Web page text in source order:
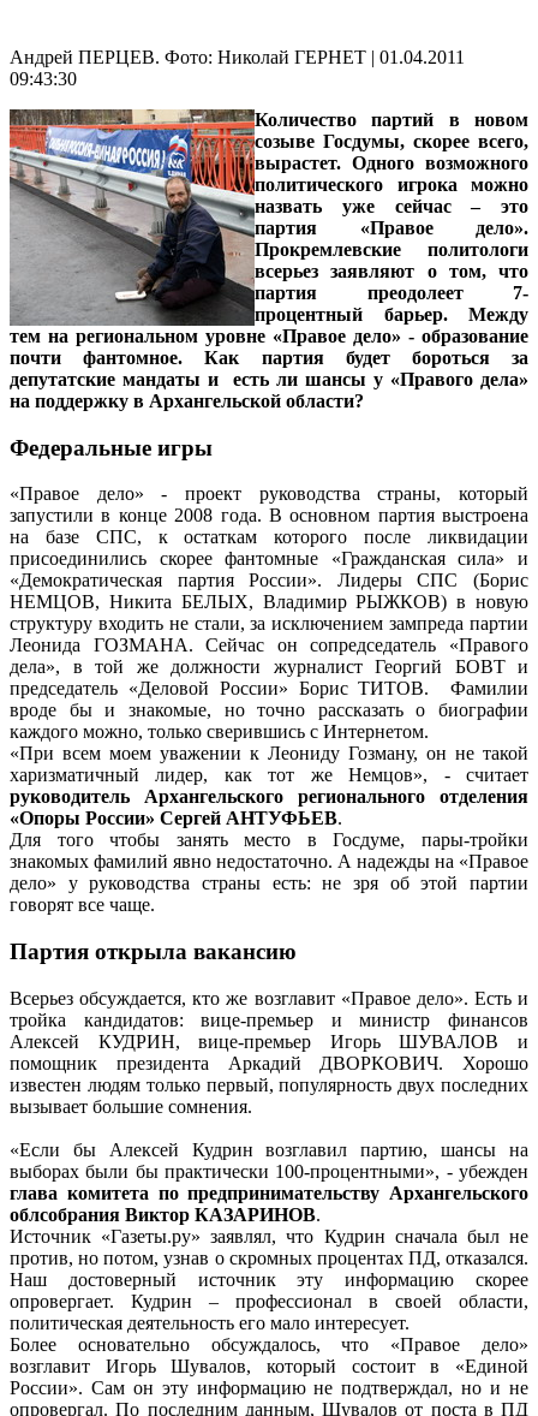
Андрей ПЕРЦЕВ. Фото: Николай ГЕРНЕТ | 01.04.2011
09:43:30
Количество партий в новом
созыве Госдумы, скорее всего,
вырастет. Одного возможного
политического игрока можно
назвать уже сейчас – это
партия «Правое дело».
Прокремлевские политологи
всерьез заявляют о том, что
партия преодолеет 7-
процентный барьер. Между
тем на региональном уровне «Правое дело» - образование
почти фантомное. Как партия будет бороться за
депутатские мандаты и есть ли шансы у «Правого дела»
на поддержку в Архангельской области?
Федеральные игры
«Правое дело» - проект руководства страны, который
запустили в конце 2008 года. В основном партия выстроена
на базе СПС, к остаткам которого после ликвидации
присоединились скорее фантомные «Гражданская сила» и
«Демократическая партия России». Лидеры СПС (Борис
НЕМЦОВ, Никита БЕЛЫХ, Владимир РЫЖКОВ) в новую
структуру входить не стали, за исключением зампреда партии
Леонида ГОЗМАНА. Сейчас он сопредседатель «Правого
дела», в той же должности журналист Георгий БОВТ и
председатель «Деловой России» Борис ТИТОВ. Фамилии
вроде бы и знакомые, но точно рассказать о биографии
каждого можно, только сверившись с Интернетом.
«При всем моем уважении к Леониду Гозману, он не такой
харизматичный лидер, как тот же Немцов», - считает
руководитель Архангельского регионального отделения
«Опоры России» Сергей АНТУФЬЕВ.
Для того чтобы занять место в Госдуме, пары-тройки
знакомых фамилий явно недостаточно. А надежды на «Правое
дело» у руководства страны есть: не зря об этой партии
говорят все чаще.
Партия открыла вакансию
Всерьез обсуждается, кто же возглавит «Правое дело». Есть и
тройка кандидатов: вице-премьер и министр финансов
Алексей КУДРИН, вице-премьер Игорь ШУВАЛОВ и
помощник президента Аркадий ДВОРКОВИЧ. Хорошо
известен людям только первый, популярность двух последних
вызывает большие сомнения.
«Если бы Алексей Кудрин возглавил партию, шансы на
выборах были бы практически 100-процентными», - убежден
глава комитета по предпринимательству Архангельского
облсобрания Виктор КАЗАРИНОВ.
Источник «Газеты.ру» заявлял, что Кудрин сначала был не
против, но потом, узнав о скромных процентах ПД, отказался.
Наш достоверный источник эту информацию скорее
опровергает. Кудрин – профессионал в своей области,
политическая деятельность его мало интересует.
Более основательно обсуждалось, что «Правое дело»
возглавит Игорь Шувалов, который состоит в «Единой
России». Сам он эту информацию не подтверждал, но и не
опровергал. По последним данным, Шувалов от поста в ПД